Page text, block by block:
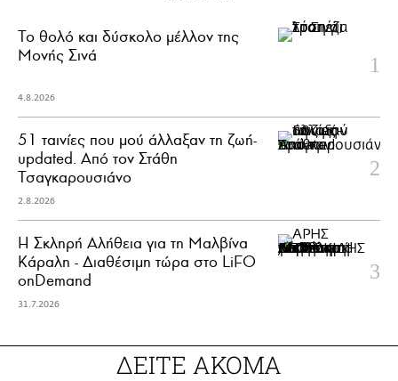
Το θολό και δύσκολο μέλλον της
Μονής Σινά
4.8.2026
51 ταινίες που μού άλλαξαν τη ζωή-
updated. Aπό τον Στάθη
Τσαγκαρουσιάνο
2.8.2026
Η Σκληρή Αλήθεια για τη Μαλβίνα
Κάραλη - Διαθέσιμη τώρα στo LiFO
onDemand
31.7.2026
ΔΕΙΤΕ ΑΚΟΜΑ